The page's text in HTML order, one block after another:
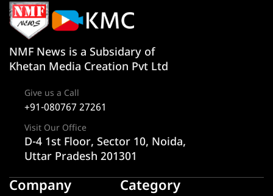
NMF News is a Subsidary of
Khetan Media Creation Pvt Ltd
Give us a Call
+91-080767 27261
Visit Our Office
D-4 1st Floor, Sector 10, Noida,
Uttar Pradesh 201301
Company Category